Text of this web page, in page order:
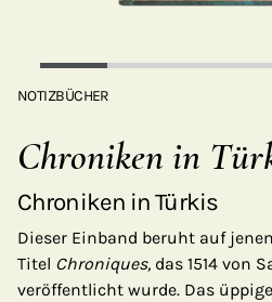
NOTIZBÜCHER
Chroniken in
Chroniken in Türkis
Dieser Einband beruht auf
Titel Chroniques, das 1514 von
veröffentlicht wurde. Das